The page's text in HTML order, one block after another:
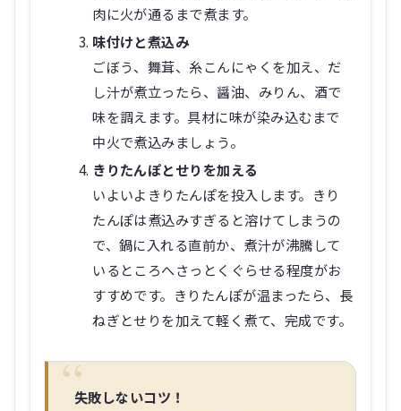
肉に火が通るまで煮ます。
味付けと煮込み
ごぼう、舞茸、糸こんにゃくを加え、だ
し汁が煮立ったら、醤油、みりん、酒で
味を調えます。具材に味が染み込むまで
中火で煮込みましょう。
きりたんぽとせりを加える
いよいよきりたんぽを投入します。きり
たんぽは煮込みすぎると溶けてしまうの
で、鍋に入れる直前か、煮汁が沸騰して
いるところへさっとくぐらせる程度がお
すすめです。きりたんぽが温まったら、長
ねぎとせりを加えて軽く煮て、完成です。
失敗しないコツ！